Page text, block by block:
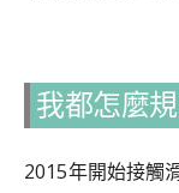
我都怎麼
2015年開始接觸